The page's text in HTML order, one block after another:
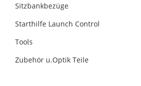
Sitzbankbezüge
Starthilfe Launch Control
Tools
Zubehör u.Optik Teile